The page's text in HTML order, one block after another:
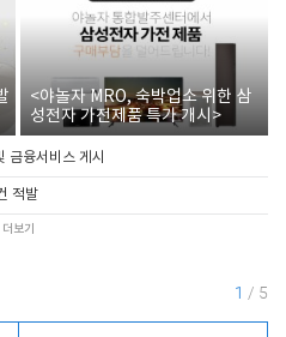
<야놀자 MRO, 숙박업소 위한 삼
성전자 가전제품 특가 개시>
금융서비스 게시
적발
더보기
1 / 5